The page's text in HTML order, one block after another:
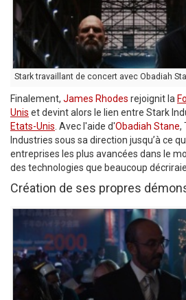
Stark travaillant de concert avec Obadiah
Finalement, James Rhodes rejoignit la
Unis et devint alors le lien entre Stark
Etats-Unis . Avec l'aide d'Obadiah Stane,
Industries sous sa direction jusqu’à ce
entreprises les plus avancées dans le
des technologies que beaucoup
Création de ses propres